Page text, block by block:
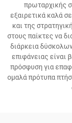
πρωταρχικής
εξαιρετικά καλά
και της
στους παίκτες να
διάρκεια
επιφάνειας είναι
πρόσφυση για
ομαλά πρότυπα